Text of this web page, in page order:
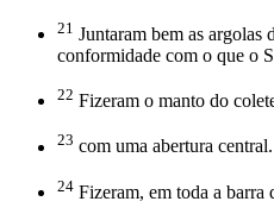
21 Juntaram bem as argolas
conformidade com o que o
22 Fizeram o manto do
23 com uma abertura
24 Fizeram, em toda a barra